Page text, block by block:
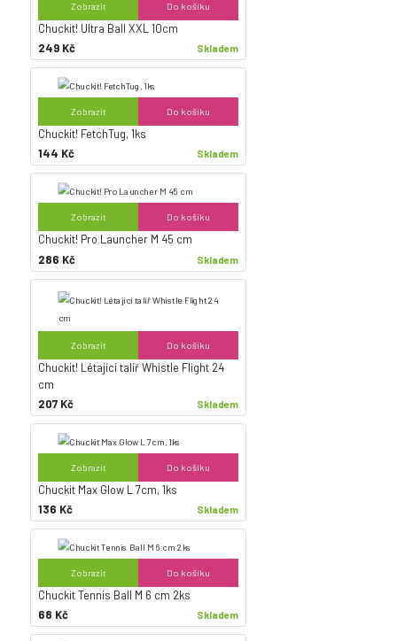
Zobrazit Do košíku
Chuckit! Ultra Ball XXL 10cm
249 Kč
Skladem
Zobrazit Do košíku
Chuckit! FetchTug, 1ks
144 Kč
Skladem
Zobrazit Do košíku
Chuckit! Pro Launcher M 45 cm
286 Kč
Skladem
Zobrazit Do košíku
Chuckit! Létající talíř Whistle Flight 24
cm
207 Kč
Skladem
Zobrazit Do košíku
Chuckit Max Glow L 7cm, 1ks
136 Kč
Skladem
Zobrazit Do košíku
Chuckit Tennis Ball M 6 cm 2ks
68 Kč
Skladem